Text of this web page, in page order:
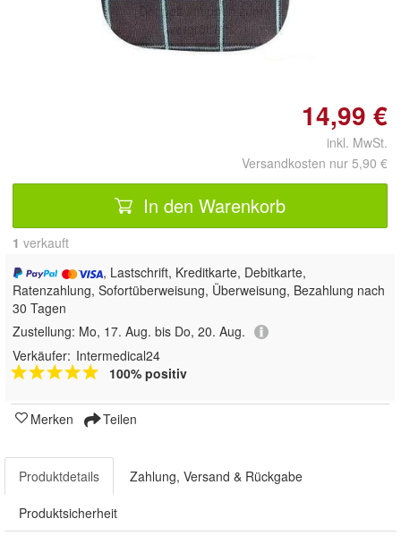
Doppelt antippen zum
vergrößern
14,99 €
inkl. MwSt.
Versandkosten nur 5,90 €
In den Warenkorb
1 verkauft
, Lastschrift, Kreditkarte, Debitkarte,
Ratenzahlung, Sofortüberweisung, Überweisung, Bezahlung nach
30 Tagen
Zustellung: Mo, 17. Aug. bis Do, 20. Aug.
Verkäufer: Intermedical24
100% positiv
Merken Teilen
Produktdetails Zahlung, Versand & Rückgabe
Produktsicherheit